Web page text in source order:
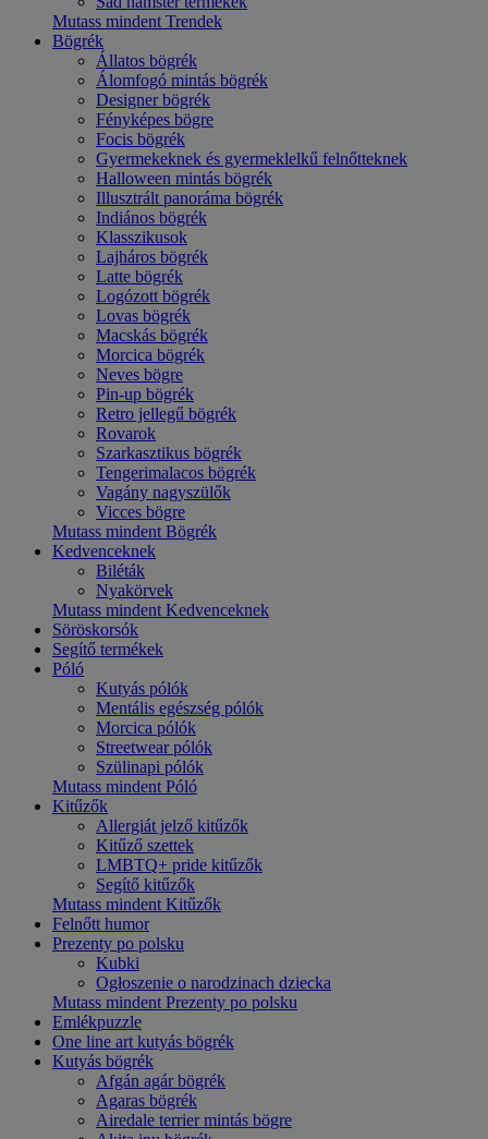
Mutass mindent Trendek
Bögrék
Állatos bögrék
Álomfogó mintás bögrék
Designer bögrék
Fényképes bögre
Focis bögrék
Gyermekeknek és gyermeklelkű felnőtteknek
Halloween mintás bögrék
Illusztrált panoráma bögrék
Indiános bögrék
Klasszikusok
Lajháros bögrék
Latte bögrék
Logózott bögrék
Lovas bögrék
Macskás bögrék
Morcica bögrék
Neves bögre
Pin-up bögrék
Retro jellegű bögrék
Rovarok
Szarkasztikus bögrék
Tengerimalacos bögrék
Vagány nagyszülők
Vicces bögre
Mutass mindent Bögrék
Kedvenceknek
Biléták
Nyakörvek
Mutass mindent Kedvenceknek
Söröskorsók
Segítő termékek
Póló
Kutyás pólók
Mentális egészség pólók
Morcica pólók
Streetwear pólók
Szülinapi pólók
Mutass mindent Póló
Kitűzők
Allergiát jelző kitűzők
Kitűző szettek
LMBTQ+ pride kitűzők
Segítő kitűzők
Mutass mindent Kitűzők
Felnőtt humor
Prezenty po polsku
Kubki
Ogłoszenie o narodzinach dziecka
Mutass mindent Prezenty po polsku
Emlékpuzzle
One line art kutyás bögrék
Kutyás bögrék
Afgán agár bögrék
Agaras bögrék
Airedale terrier mintás bögre